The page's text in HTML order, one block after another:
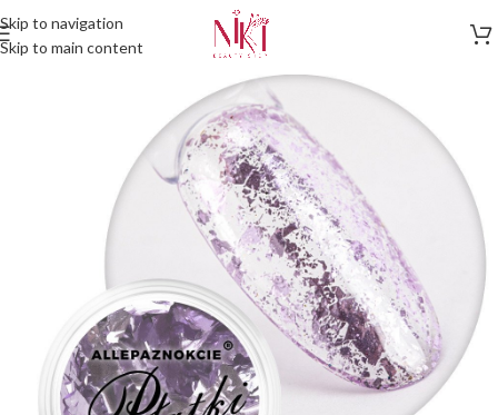
Skip to navigation
Skip to main content